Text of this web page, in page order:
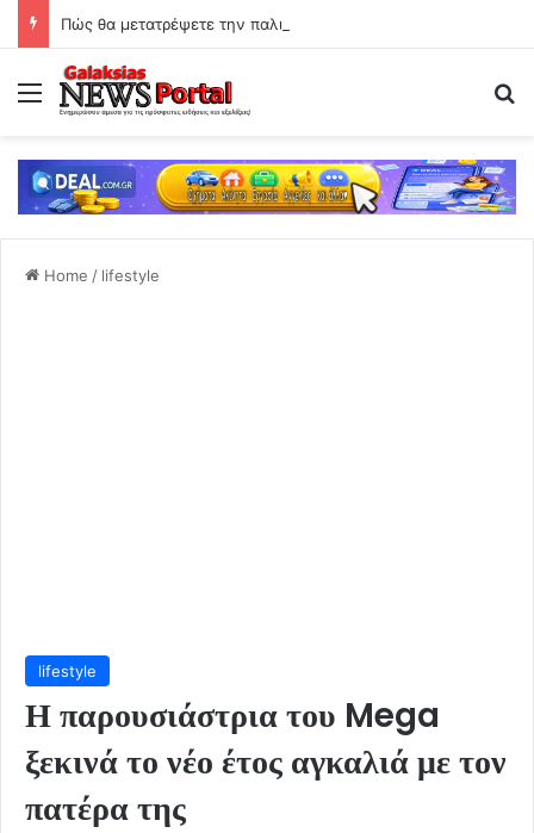
Menu
Home / lifestyle
lifestyle
Η παρουσιάστρια του Mega
ξεκινά το νέο έτος αγκαλιά με τον
πατέρα της